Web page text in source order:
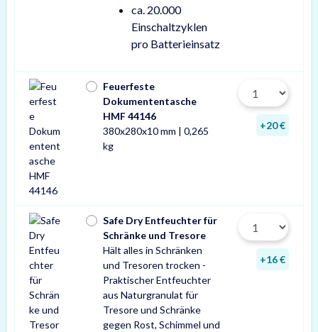
ca. 20.000
Einschaltzyklen
pro Batterieinsatz
Feuerfeste
Dokumententasche
HMF 44146
380x280x10 mm | 0,265
kg
+20 €
Safe Dry Entfeuchter für
Schränke und Tresore
Hält alles in Schränken
und Tresoren trocken -
Praktischer Entfeuchter
aus Naturgranulat für
Tresore und Schränke
gegen Rost, Schimmel und
+16 €